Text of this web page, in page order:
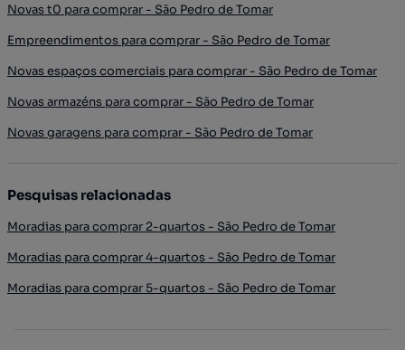
Novas t0 para comprar - São Pedro de Tomar
Empreendimentos para comprar - São Pedro de Tomar
Novas espaços comerciais para comprar - São Pedro de Tomar
Novas armazéns para comprar - São Pedro de Tomar
Novas garagens para comprar - São Pedro de Tomar
Pesquisas relacionadas
Moradias para comprar 2-quartos - São Pedro de Tomar
Moradias para comprar 4-quartos - São Pedro de Tomar
Moradias para comprar 5-quartos - São Pedro de Tomar